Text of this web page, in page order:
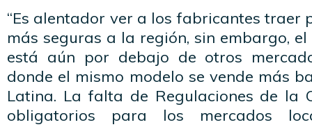
“Es alentador ver a los fabricantes traer
más seguras a la región, sin embargo,
está aún por debajo de otros
donde el mismo modelo se vende más
Latina. La falta de Regulaciones de la
obligatorios para los mercados